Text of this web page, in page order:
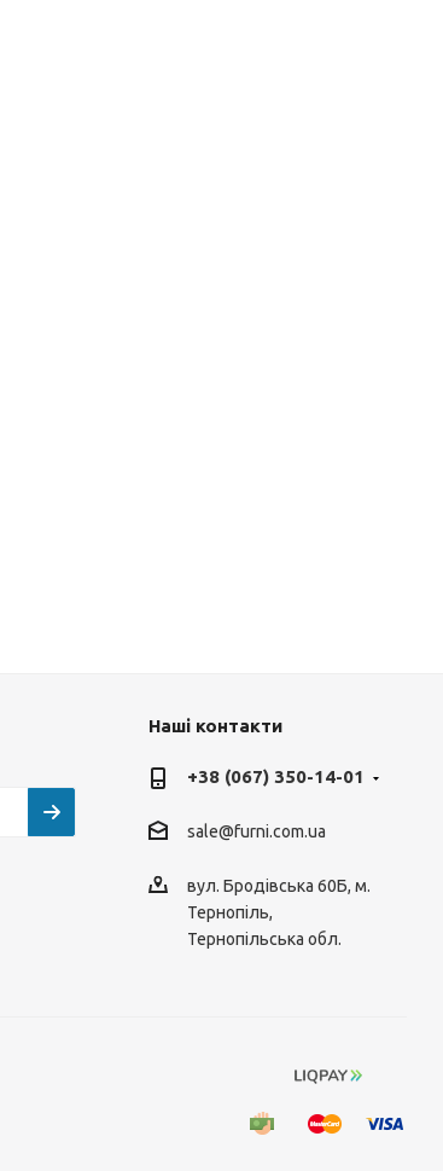
Наші контакти
+38 (067) 350-14-01
sale@furni.com.ua
вул. Бродівська 60Б, м.
Тернопіль,
Тернопільська обл.